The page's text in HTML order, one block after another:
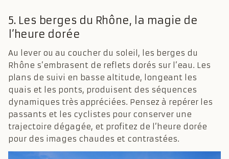
5. Les berges du Rhône, la magie de
l’heure dorée
Au lever ou au coucher du soleil, les berges du
Rhône s’embrasent de reflets dorés sur l’eau. Les
plans de suivi en basse altitude, longeant les
quais et les ponts, produisent des séquences
dynamiques très appréciées. Pensez à repérer les
passants et les cyclistes pour conserver une
trajectoire dégagée, et profitez de l’heure dorée
pour des images chaudes et contrastées.